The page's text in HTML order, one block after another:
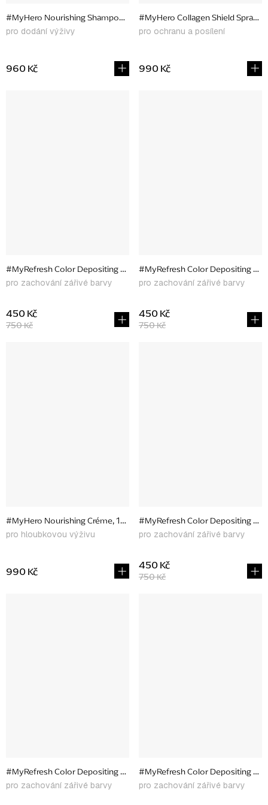
#MyHero Nourishing Shampoo, 300 ml
pro dodání výživy
960 Kč
#MyHero Collagen Shield Spray,
pro ochranu a posílení
990 Kč
#MyRefresh Color Depositing Conditioner Lavender Lust, 177 ml
pro zachování zářivé barvy
750 Kč
450 Kč
#MyRefresh Color Depositing
pro zachování zářivé barvy
750 Kč
450 Kč
#MyHero Nourishing Créme, 150 ml
pro hloubkovou výživu
990 Kč
#MyRefresh Color Depositing
pro zachování zářivé barvy
750 Kč
450 Kč
#MyRefresh Color Depositing Conditioner Purple Raven, 177 ml
pro zachování zářivé barvy
#MyRefresh Color Depositing
pro zachování zářivé barvy